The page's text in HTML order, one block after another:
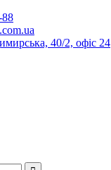
88
40/2, офіс 24